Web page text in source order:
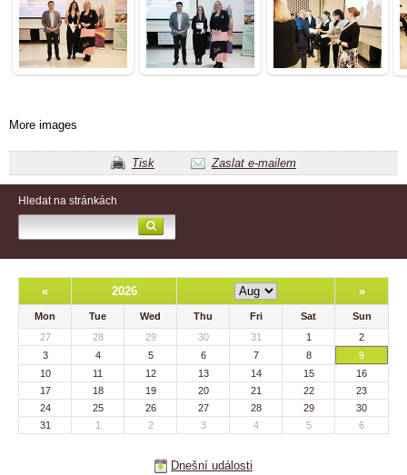
More images
Tisk Zaslat e-mailem
Hledat na stránkách
« 2026 »
Mon Tue Wed Thu Fri Sat
Sun
27
28 29 30 31 1
2
3
4 5 6 7 8
9
10
11 12 13 14 15
16
17
18 19 20 21 22
23
24
25 26 27 28 29
30
31
1 2 3 4 5 6
Dnešní události